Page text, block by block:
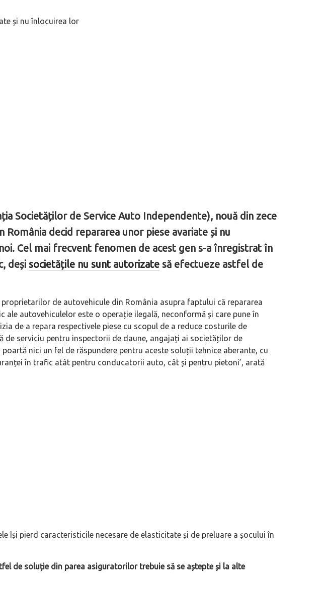
Societăților de Service Auto Independente), nouă din zece
România decid repararea unor piese avariate și nu
Cel mai frecvent fenomen de acest gen s-a înregistrat în
deși societățile nu sunt autorizatesă efectueze astfel de
de autovehicule din România asupra faptului că repararea
ale autovehiculelor este o operație ilegală, neconformă și care pune în
de a repara respectivele piese cu scopul de a reduce costurile de
de serviciu pentru inspectorii de daune, angajați ai societăților de
nici un fel de răspundere pentru aceste soluții tehnice aberante, cu
în trafic atât pentru conducatorii auto, cât și pentru pietoni’, arată
își pierd caracteristicile necesare de elasticitate și de preluare a șocului în
de soluție din parea asiguratorilor trebuie să se aștepte și la alte
de
60° Hommage